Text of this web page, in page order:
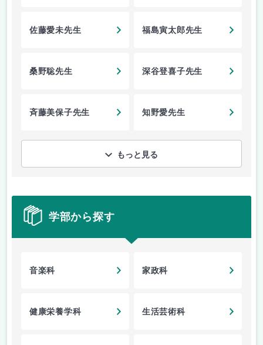
佐藤愛未先生 福島寅太郎先生
桑野聡先生 深谷登喜子先生
斉藤美保子先生 知野愛先生
もっと見る
学部から探す
音楽科 家政科
健康栄養学科 生活芸術科